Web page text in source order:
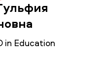
in Education